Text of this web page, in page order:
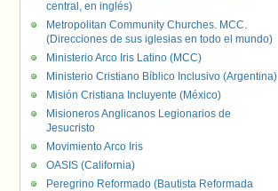
central, en inglés)
Metropolitan Community Churches. MCC.
(Direcciones de sus iglesias en todo el mundo)
Ministerio Arco Iris Latino (MCC)
Ministerio Cristiano Bíblico Inclusivo (Argentina)
Misión Cristiana Incluyente (México)
Misioneros Anglicanos Legionarios de
Jesucristo
Movimiento Arco Iris
OASIS (California)
Peregrino Reformado (Bautista Reformada